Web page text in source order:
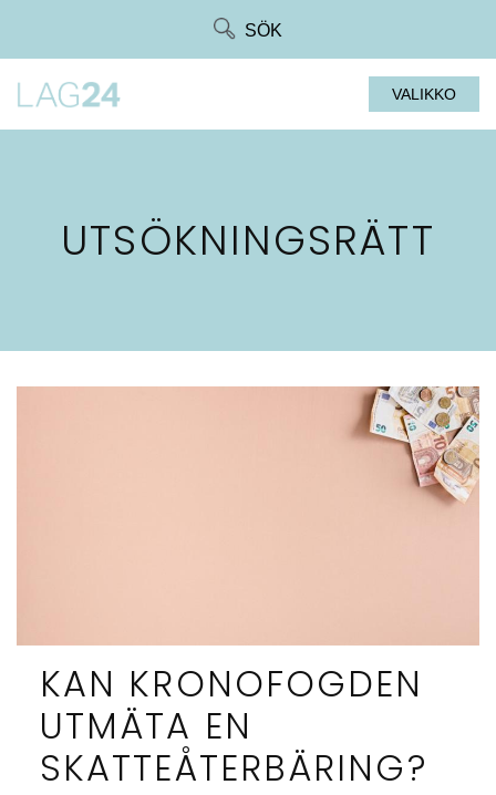
SÖK
VALIKKO
UTSÖKNINGSRÄTT
KAN KRONOFOGDEN
UTMÄTA EN
SKATTEÅTERBÄRING?